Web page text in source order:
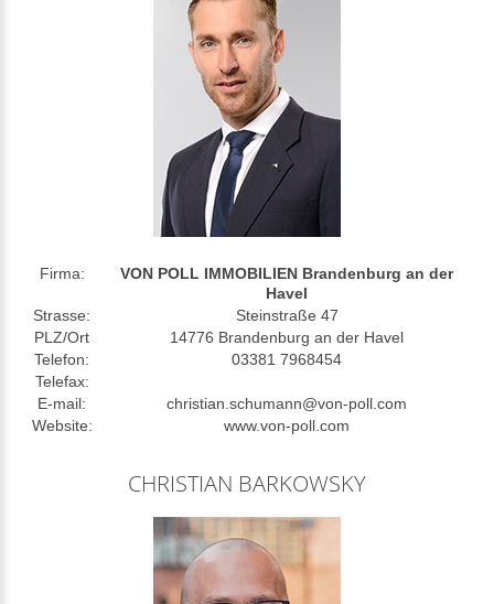
Firma:
VON POLL IMMOBILIEN Brandenburg an der
Havel
Strasse:
Steinstraße 47
PLZ/Ort
14776 Brandenburg an der Havel
Telefon:
03381 7968454
Telefax:
E-mail:
christian.schumann@von-poll.com
Website:
www.von-poll.com
CHRISTIAN BARKOWSKY